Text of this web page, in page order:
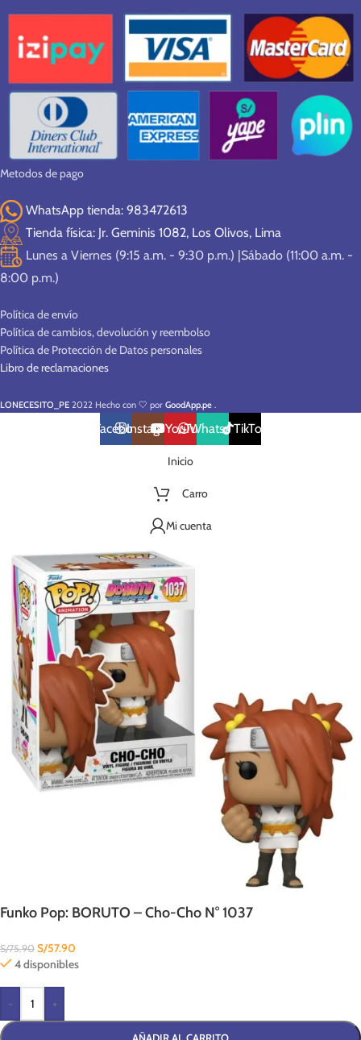
Metodos de pago
WhatsApp tienda: 983472613
Tienda física: Jr. Geminis 1082, Los Olivos, Lima
Lunes a Viernes (9:15 a.m. - 9:30 p.m.) |Sábado (11:00 a.m. -
8:00 p.m.)
Política de envío
Política de cambios, devolución y reembolso
Política de Protección de Datos personales
Libro de reclamaciones
LONECESITO_PE 2022 Hecho con 🤍 por GoodApp.pe .
FacebookInstagramYouTubeWhatsAppTikTok
Inicio
Carro
Mi cuenta
Funko Pop: BORUTO – Cho-Cho N° 1037
S/75.90 S/57.90
4 disponibles
- +